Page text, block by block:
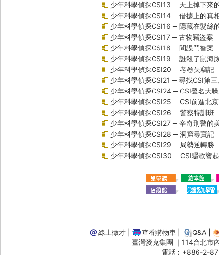
少年科學偵探CSI13 ─ 天上掉下來
少年科學偵探CSI14 ─ 借據上的真
少年科學偵探CSI16 ─ 隱藏在髮絲
少年科學偵探CSI17 ─ 古物竊盜案
少年科學偵探CSI18 ─ 間諜鬥智案
少年科學偵探CSI19 ─ 誰殺了鼠海
少年科學偵探CSI20 ─ 考卷失竊記
少年科學偵探CSI21 ─ 尋找CSI第三
少年科學偵探CSI24 ─ CSI聲名大
少年科學偵探CSI25 ─ CSI前進北
少年科學偵探CSI26 ─ 警察特訓班
少年科學偵探CSI27 ─ 辛奇刑警的
少年科學偵探CSI28 ─ 洞窟尋寶記
少年科學偵探CSI29 ─ 局勢逆轉勝
少年科學偵探CSI30 ─ CSI驪歌響
線上徵才 查看購物車 Q&A
臺灣麥克集團 ｜114台北
電話︰+886-2-